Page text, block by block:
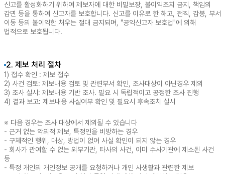
신고를 활성화하기 위하여 제보자에 대한 비밀보장, 불이익조치 금지, 책임의
감면 등을 통하여 신고자를 보호합니다. 신고를 이유로 한 해고, 전직, 감봉, 부서
이동 등의 불이익한 처우는 절대 금지되며, "공익신고자 보호법"에 의해
법적으로 보호됩니다.
2. 제보 처리 절차
1) 접수 확인 : 제보 접수
2) 사건 검토: 제보내용 검토 및 관련부서 확인, 조사대상이 아닌경우 제외
3) 조사 실시: 제보내용 기반 조사. 필요 시 독립적이고 공정한 조사 진행
4) 결과 보고: 제보내용 사실여부 확인 및 필요시 후속조치 실시
※ 다음 경우는 조사 대상에서 제외될 수 있습니다
- 근거 없는 악의적 제보, 특정인을 비방하는 경우
- 구체적인 행위, 대상, 방법이 없어 사실 확인이 되지 않는 경우
- 회사가 관여할 수 없는 외부기관, 타사의 사건, 이미 수사기관에 제소된 사건
등
- 특정 개인의 개인정보 공개를 요청하거나 개인 사생활과 관련한 제보